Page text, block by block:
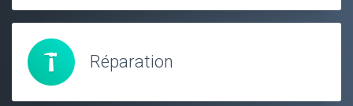
Réparation